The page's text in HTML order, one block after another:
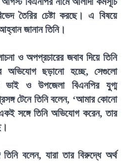
তৈরির চেষ্টা করছে। এ বিষয়ে
জানান তিনি।
ও অপপ্রচারের জবাব দিয়ে তিনি
অভিযোগ ছড়ানো হচ্ছে, সেগুলো
ভাই ও উপজেলা বিএনপির যুগ্ম
টেনে তিনি বলেন, ‘আমার কোনো
সঙ্গে তিনি অভিযোগ করেন, তার
তিনি বলেন, যারা তার বিরুদ্ধে অর্থ